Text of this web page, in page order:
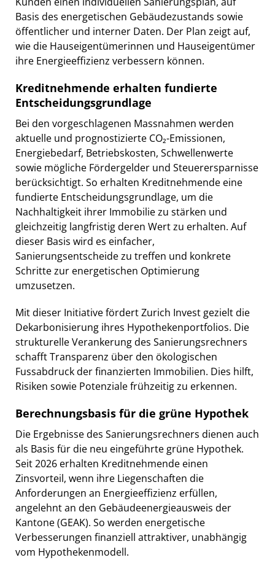
Basis des energetischen Gebäudezustands sowie
öffentlicher und interner Daten. Der Plan zeigt auf,
wie die Hauseigentümerinnen und Hauseigentümer
ihre Energieeffizienz verbessern können.
Kreditnehmende erhalten fundierte
Entscheidungsgrundlage
Bei den vorgeschlagenen Massnahmen werden
aktuelle und prognostizierte CO₂-Emissionen,
Energiebedarf, Betriebskosten, Schwellenwerte
sowie mögliche Fördergelder und Steuerersparnisse
berücksichtigt. So erhalten Kreditnehmende eine
fundierte Entscheidungsgrundlage, um die
Nachhaltigkeit ihrer Immobilie zu stärken und
gleichzeitig langfristig deren Wert zu erhalten. Auf
dieser Basis wird es einfacher,
Sanierungsentscheide zu treffen und konkrete
Schritte zur energetischen Optimierung
umzusetzen.
Mit dieser Initiative fördert Zurich Invest gezielt die
Dekarbonisierung ihres Hypothekenportfolios. Die
strukturelle Verankerung des Sanierungsrechners
schafft Transparenz über den ökologischen
Fussabdruck der finanzierten Immobilien. Dies hilft,
Risiken sowie Potenziale frühzeitig zu erkennen.
Berechnungsbasis für die grüne Hypothek
Die Ergebnisse des Sanierungsrechners dienen auch
als Basis für die neu eingeführte grüne Hypothek.
Seit 2026 erhalten Kreditnehmende einen
Zinsvorteil, wenn ihre Liegenschaften die
Anforderungen an Energieeffizienz erfüllen,
angelehnt an den Gebäudeenergieausweis der
Kantone (GEAK). So werden energetische
Verbesserungen finanziell attraktiver, unabhängig
vom Hypothekenmodell.